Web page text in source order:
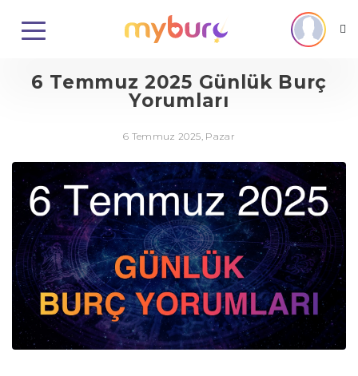
6 Temmuz 2025 Günlük Burç
Yorumları
6 Temmuz 2025, Pazar